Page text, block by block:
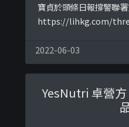
寶貞於頭條日報撐警聯署
https://lihkg.com/
2022-06-03
YesNutri 卓營